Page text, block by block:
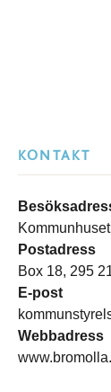
KONTAKT
Postadress
Box 18, 295
E-post
Webbadress